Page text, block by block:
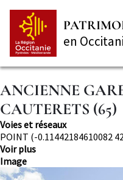
contenu
principal
en
ANCIENNE
CAUTERETS (65)
Thématique
Voies et réseaux
Localisation
POINT (-0.11442184610082
Voir plus
Image
Image